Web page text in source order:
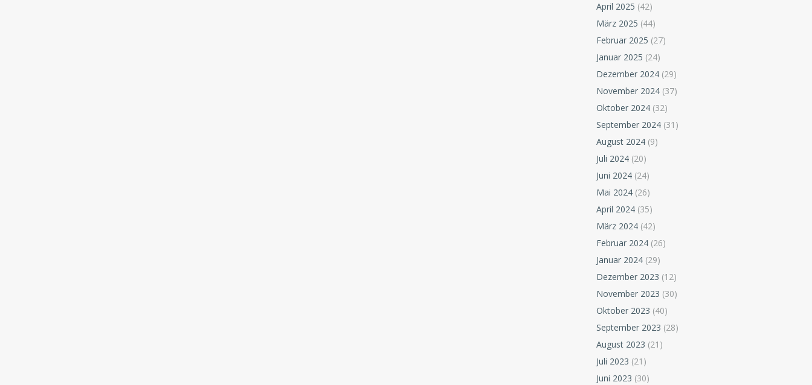
April 2025 (42)
März 2025 (44)
Februar 2025 (27)
Januar 2025 (24)
Dezember 2024 (29)
November 2024 (37)
Oktober 2024 (32)
September 2024 (31)
August 2024 (9)
Juli 2024 (20)
Juni 2024 (24)
Mai 2024 (26)
April 2024 (35)
März 2024 (42)
Februar 2024 (26)
Januar 2024 (29)
Dezember 2023 (12)
November 2023 (30)
Oktober 2023 (40)
September 2023 (28)
August 2023 (21)
Juli 2023 (21)
Juni 2023 (30)